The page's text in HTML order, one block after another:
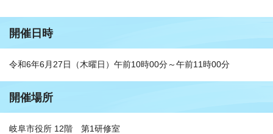
開催日時
令和6年6月27日（木曜日）午前10時00分～午前11時00分
開催場所
岐阜市役所 12階 第1研修室